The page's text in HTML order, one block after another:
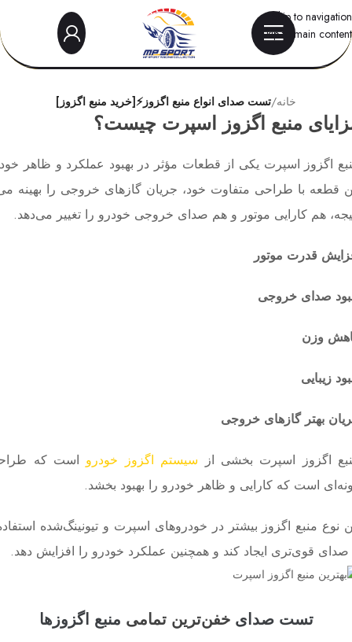
Skip to navigation
Skip to main content
خانه/تست صدای انواع منبع اگزوز⚡[خرید منبع اگزوز]
منبع اگزوز اسپرت چیست؟
اگزوز اسپرت یکی از قطعات مؤثر در بهبود عملکرد و ظاهر
قطعه با طراحی متفاوت خود، جریان گازهای خروجی را بهینه
هم کارایی موتور و هم صدای خروجی خودرو را تغییر می‌دهد.
قدرت موتور
صدای خروجی
وزن
زیبایی
بهتر گازهای خروجی
اگزوز اسپرت بخشی از سیستم اگزوز خودرو است که
است که کارایی و ظاهر خودرو را بهبود بخشد.
نوع منبع اگزوز بیشتر در خودروهای اسپرت و تیونینگ‌شده
صدای قوی‌تری ایجاد کند و همچنین عملکرد خودرو را افزایش دهد.
تست صدایخفن‌ترینتمامی منبع اگزوزها